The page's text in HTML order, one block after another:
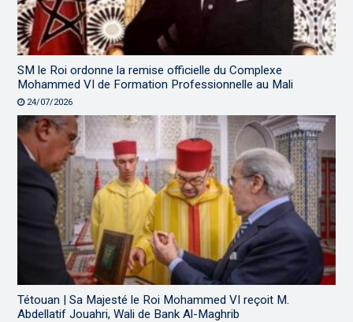
SM le Roi ordonne la remise officielle du Complexe
Mohammed VI de Formation Professionnelle au Mali
24/07/2026
Tétouan | Sa Majesté le Roi Mohammed VI reçoit M.
Abdellatif Jouahri, Wali de Bank Al-Maghrib